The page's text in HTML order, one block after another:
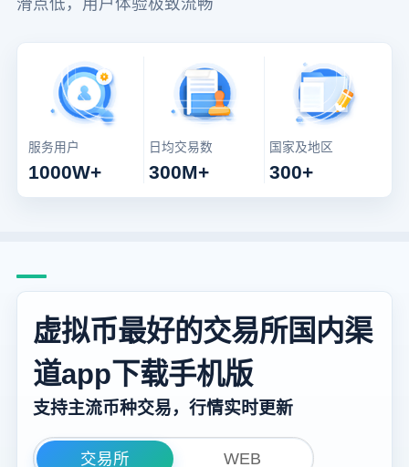
服务用户
1000W+
日均交易数
300M+
国家及地区
300+
虚拟币最好的交易所国内渠
道app下载手机版
支持主流币种交易，行情实时更新
交易所 WEB